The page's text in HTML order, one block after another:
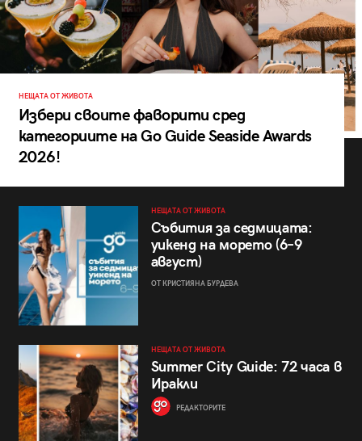
НЕЩАТА ОТ ЖИВОТА
Избери своите фаворити сред
категориите на Go Guide Seaside Awards
2026!
НЕЩАТА ОТ ЖИВОТА
Събития за седмицата:
уикенд на морето (6–9
август)
ОТ КРИСТИЯНА БУРДЕВА
НЕЩАТА ОТ ЖИВОТА
Summer City Guide: 72 часа в
Иракли
РЕДАКТОРИТЕ